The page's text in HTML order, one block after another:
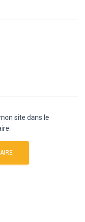
site dans le